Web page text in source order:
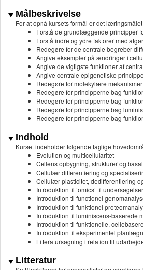
Målbeskrivelse
For at opnå kursets formål er det
Forstå de grundlæggende principper
Forstå indre og ydre faktorer med
Redegøre for de centrale begreber
Angive eksempler på ændringer i
Angive de vigtigste funktioner af
Angive centrale epigenetiske
Redegøre for molekylære
Redegøre for principperne bag
Redegøre for principperne bag
Redegøre for principperne bag
Redegøre for principperne bag
Indhold
Kurset indeholder følgende faglige
Evolution og multicellularitet
Cellens opbygning, strukturer og
Cellulær differentiering og
Cellulær plasticitet, dedifferentiering
Introduktion til ’omics’ til
Introduktion til functionel
Introduktion til funktionel
Introduktion til luminiscens-baserede
Introduktion til funktionelle,
Introduktion til eksperimentel
Litteratursøgning i relation til
Litteratur